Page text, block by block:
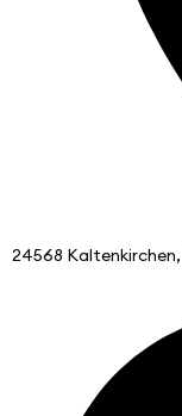
24568